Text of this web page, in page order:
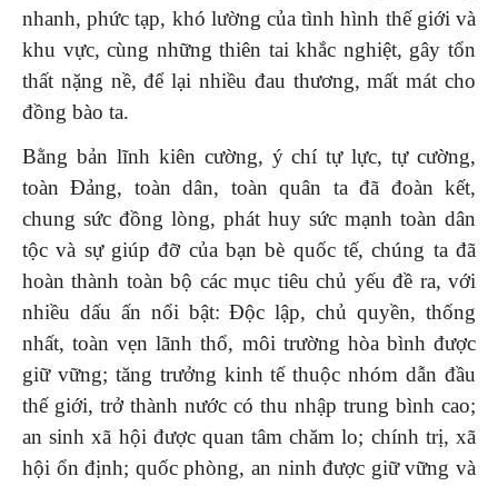
nhanh, phức tạp, khó lường của tình hình thế giới và
khu vực, cùng những thiên tai khắc nghiệt, gây tổn
thất nặng nề, để lại nhiều đau thương, mất mát cho
đồng bào ta.
Bằng bản lĩnh kiên cường, ý chí tự lực, tự cường,
toàn Đảng, toàn dân, toàn quân ta đã đoàn kết,
chung sức đồng lòng, phát huy sức mạnh toàn dân
tộc và sự giúp đỡ của bạn bè quốc tế, chúng ta đã
hoàn thành toàn bộ các mục tiêu chủ yếu đề ra, với
nhiều dấu ấn nổi bật: Độc lập, chủ quyền, thống
nhất, toàn vẹn lãnh thổ, môi trường hòa bình được
giữ vững; tăng trưởng kinh tế thuộc nhóm dẫn đầu
thế giới, trở thành nước có thu nhập trung bình cao;
an sinh xã hội được quan tâm chăm lo; chính trị, xã
hội ổn định; quốc phòng, an ninh được giữ vững và